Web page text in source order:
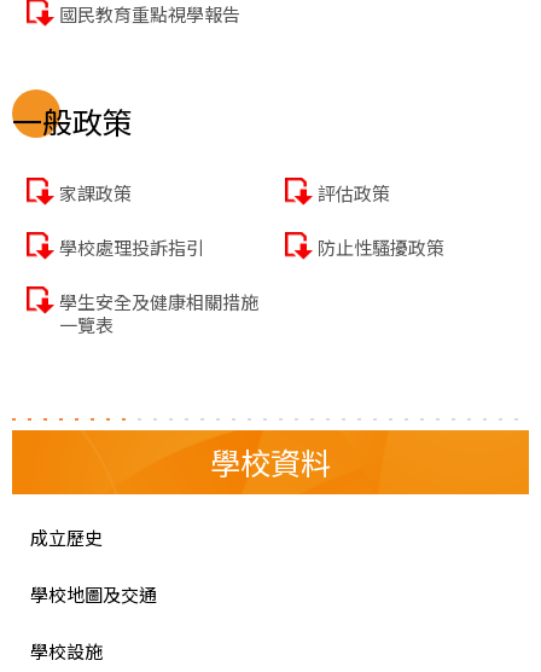
國民教育重點視學報告
一般政策
家課政策 評估政策
學校處理投訴指引 防止性騷擾政策
學生安全及健康相關措施
一覽表
學校資料
成立歷史
學校地圖及交通
學校設施